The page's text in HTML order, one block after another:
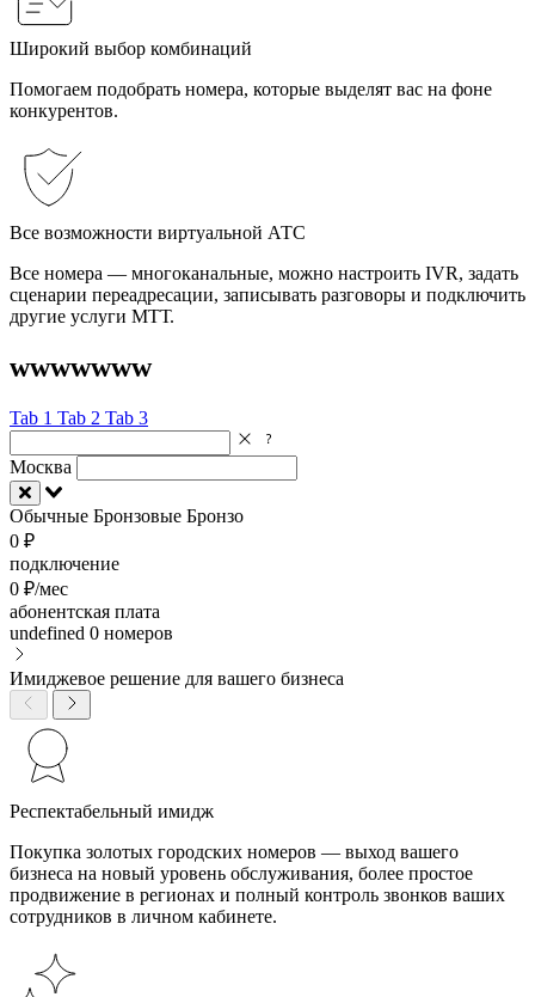
Широкий выбор комбинаций
Помогаем подобрать номера, которые выделят вас на фоне
конкурентов.
Все возможности виртуальной АТС
Все номера — многоканальные, можно настроить IVR, задать
сценарии переадресации, записывать разговоры и подключить
другие услуги МТТ.
wwwwwww
Tab 1 Tab 2 Tab 3
Москва
Обычные Бронзовые Бронзо
0 ₽
подключение
0 ₽/мес
абонентская плата
undefined 0 номеров
Имиджевое решение для вашего бизнеса
Респектабельный имидж
Покупка золотых городских номеров — выход вашего
бизнеса на новый уровень обслуживания, более простое
продвижение в регионах и полный контроль звонков ваших
сотрудников в личном кабинете.